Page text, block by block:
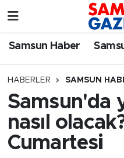
Samsun Haber
HABERLER SAMSUN
Samsun'da
nasıl
Cumartesi
Samsun Haber
Samsun Rehberi
Resmi İlanlar
Samsun Nöbetçi
SAMSUN Namaz
Samsun Trafik